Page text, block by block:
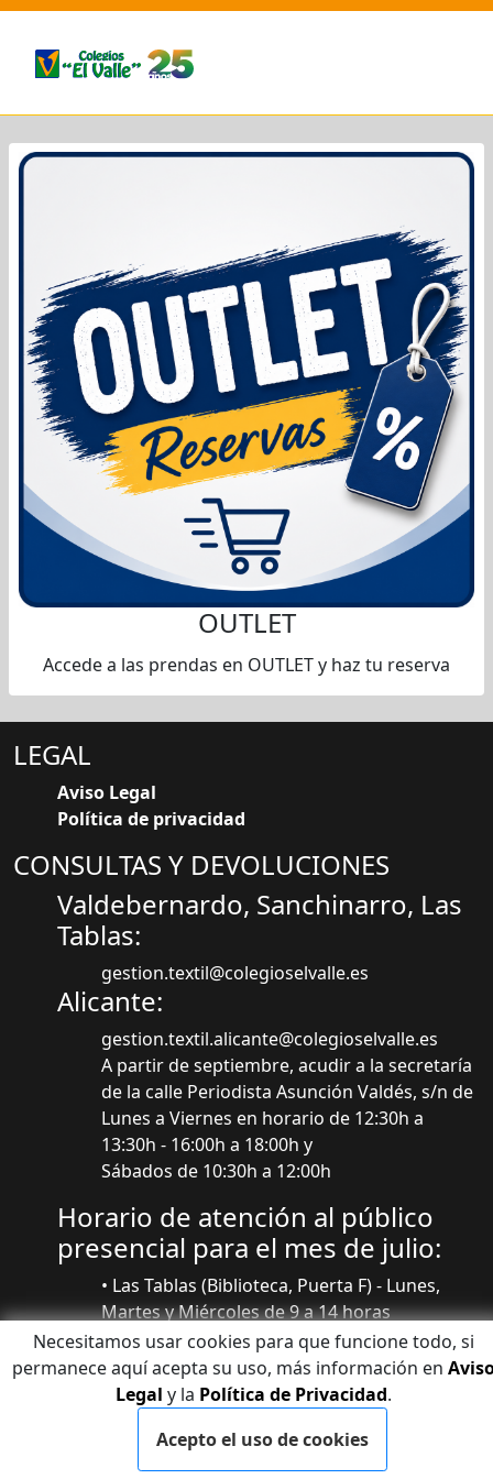
OUTLET
Accede a las prendas en OUTLET y haz tu reserva
Necesitamos usar cookies para que funcione todo, si
permanece aquí acepta su uso, más información en
Legal y la Política de Privacidad.
Acepto el uso de cookies
LEGAL
Aviso Legal
Política de privacidad
CONSULTAS Y DEVOLUCIONES
Valdebernardo, Sanchinarro, Las
Tablas:
gestion.textil@colegioselvalle.es
Alicante:
gestion.textil.alicante@colegioselvalle.es
A partir de septiembre, acudir a la secretaría
de la calle Periodista Asunción Valdés, s/n de
Lunes a Viernes en horario de 12:30h a
13:30h - 16:00h a 18:00h y
Sábados de 10:30h a 12:00h
Horario de atención al público
presencial para el mes de julio:
• Las Tablas (Biblioteca, Puerta F) - Lunes,
Martes y Miércoles de 9 a 14 horas
• Valdebernardo (Secretaría del Centro
Deportivo) - Jueves y Viernes de 9 a 14 horas
Agosto cerrado